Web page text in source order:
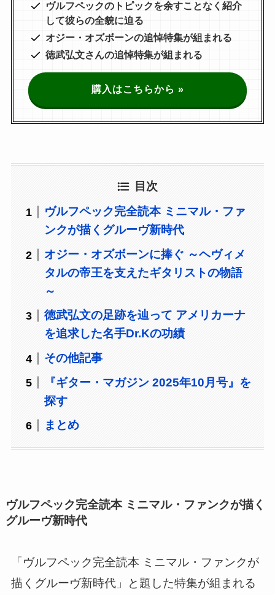
ヴルフペックのトピックを余すことなく紹介
して彼らの全貌に迫る
オジー・オズボーンの追悼特集が組まれる
徳武弘文さんの追悼特集が組まれる
購入はこちらから »
目次
ヴルフペック完全読本 ミニマル・ファ
ンクが描くグルーヴ新時代
オジー・オズボーンに捧ぐ ～ヘヴィメ
タルの帝王を支えたギタリストの物語
～
徳武弘文の足跡を辿って アメリカーナ
を追求した名手Dr.Kの功績
その他記事
『ギター・マガジン 2025年10月号』を
探す
まとめ
ヴルフペック完全読本 ミニマル・ファンクが描く
グルーヴ新時代
「ヴルフペック完全読本 ミニマル・ファンクが
描くグルーヴ新時代」と題した特集が組まれる